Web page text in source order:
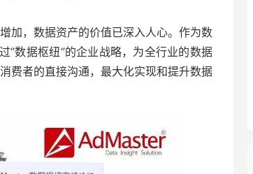
加，数据资产的价值已深入人心。作为数
”数据枢纽”的企业战略，为全行业的数据
费者的直接沟通，最大化实现和提升数据